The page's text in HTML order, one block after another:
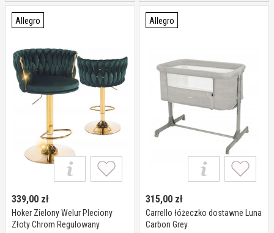
Allegro
339,00 zł
Hoker Zielony Welur Pleciony
Złoty Chrom Regulowany
Allegro
315,00 zł
Carrello łóżeczko dostawne Luna
Carbon Grey